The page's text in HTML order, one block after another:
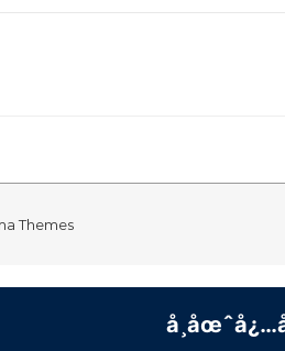
Themes